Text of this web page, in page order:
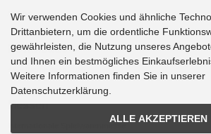
Anfahrt
Downloads
Messen
Wir verwenden Cookies und ähnliche
Drittanbietern, um die ordentliche
gewährleisten, die Nutzung unseres
und Ihnen ein bestmögliches
Weitere Informationen finden Sie in unserer
Datenschutzerklärung.
ALLE AKZEPTIEREN